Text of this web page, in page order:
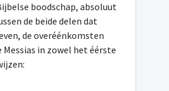
boodschap, absoluut
de beide delen dat
de overéénkomsten
in zowel het éérste